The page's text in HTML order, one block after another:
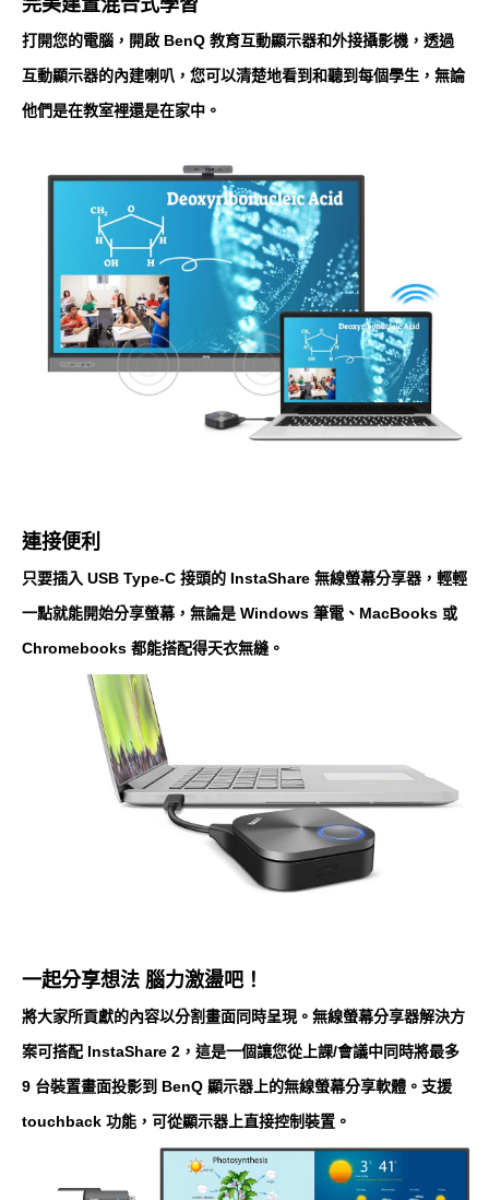
完美建置混合式學習
打開您的電腦，開啟 BenQ 教育互動顯示器和外接攝影機，透過
互動顯示器的內建喇叭，您可以清楚地看到和聽到每個學生，無論
他們是在教室裡還是在家中。
連接便利
只要插入 USB Type-C 接頭的 InstaShare 無線螢幕分享器，輕輕
一點就能開始分享螢幕，無論是 Windows 筆電、MacBooks 或
Chromebooks 都能搭配得天衣無縫。
一起分享想法 腦力激盪吧！
將大家所貢獻的內容以分割畫面同時呈現。無線螢幕分享器解決方
案可搭配 InstaShare 2，這是一個讓您從上課/會議中同時將最多
9 台裝置畫面投影到 BenQ 顯示器上的無線螢幕分享軟體。支援
touchback 功能，可從顯示器上直接控制裝置。